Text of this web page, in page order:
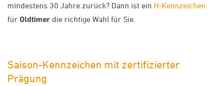
mindestens 30 Jahre zurück? Dann ist ein H-Kennzeichen
für Oldtimer die richtige Wahl für Sie.
Saison-Kennzeichen mit zertifizierter
Prägung